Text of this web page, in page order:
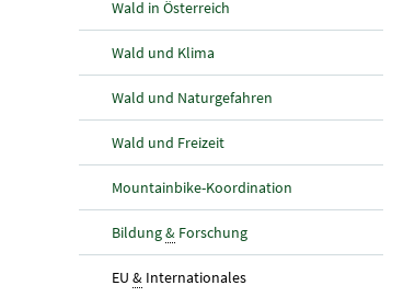
Wald in Österreich
Wald und Klima
Wald und Naturgefahren
Wald und Freizeit
Mountainbike-Koordination
Bildung& Forschung
EU & Internationales(aktuelle Seite)